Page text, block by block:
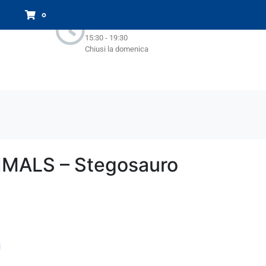
15:30 - 19:30
Chiusi la domenica
0
– Stegosauro